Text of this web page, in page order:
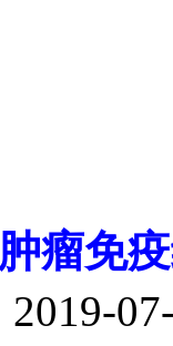
肿瘤免
2019-